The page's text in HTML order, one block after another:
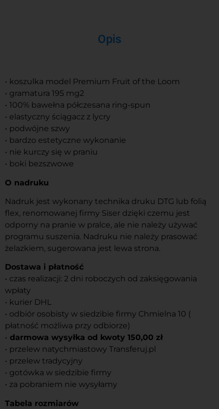
Opis
• koszulka model Premium Fruit of the Loom
• gramatura 195 mg2
• 100% bawełna półczesana ring-spun
• elastyczny ściągacz z lycry
• podwójne szwy
• bardzo estetyczne wykonanie
• nie kurczy się w praniu
• boki bezszwowe
O nadruku
Nadruk jest wykonany technika druku DTG lub folią
flex, renomowanej firmy Siser dzięki czemu jest
odporny na pranie w pralce, ale nie należy używać
programu suszenia. Nadruku nie należy prasować
żelazkiem, sugerowana jest lewa strona.
Dostawa i płatność
• czas realizacji: 2 dni roboczych od zaksięgowania
wpłaty
• kurier DHL
• odbiór osobisty w siedzibie firmy Chmielna 10 (
płatność możliwa przy odbiorze)
• darmowa wysyłka od kwoty 150,00 zł
• przelew natychmiastowy Transferuj.pl
• przelew tradycyjny
• gotówka w siedzibie firmy
• za pobraniem nie wysyłamy
Tabela rozmiarów